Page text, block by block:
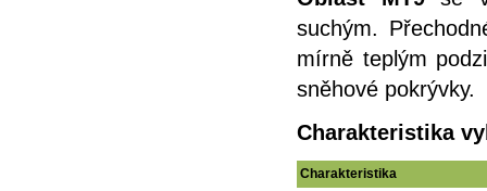
suchým.
mírně teplým
sněhové pokrývky.
Charakteristika
Charakteristika